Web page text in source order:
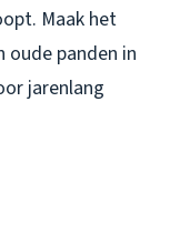
Maak het
panden in
jarenlang